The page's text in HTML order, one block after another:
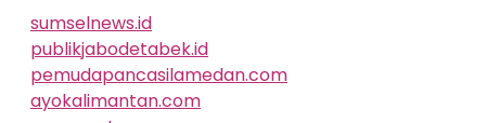
sumselnews.id
publikjabodetabek.id
pemudapancasilamedan.com
ayokalimantan.com